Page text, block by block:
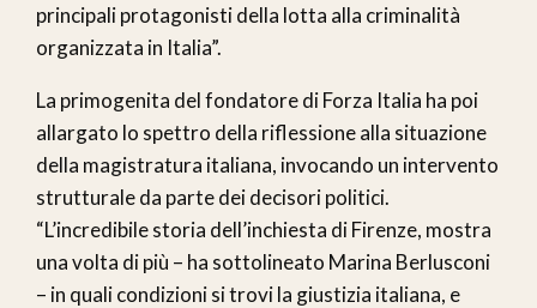
principali protagonisti della lotta alla criminalità
organizzata in Italia”.
La primogenita del fondatore di Forza Italia ha poi
allargato lo spettro della riflessione alla situazione
della magistratura italiana, invocando un intervento
strutturale da parte dei decisori politici.
“L’incredibile storia dell’inchiesta di Firenze, mostra
una volta di più – ha sottolineato Marina Berlusconi
– in quali condizioni si trovi la giustizia italiana, e